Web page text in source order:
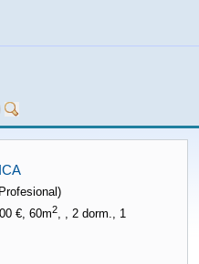
€, 60m2, , 2 dorm., 1